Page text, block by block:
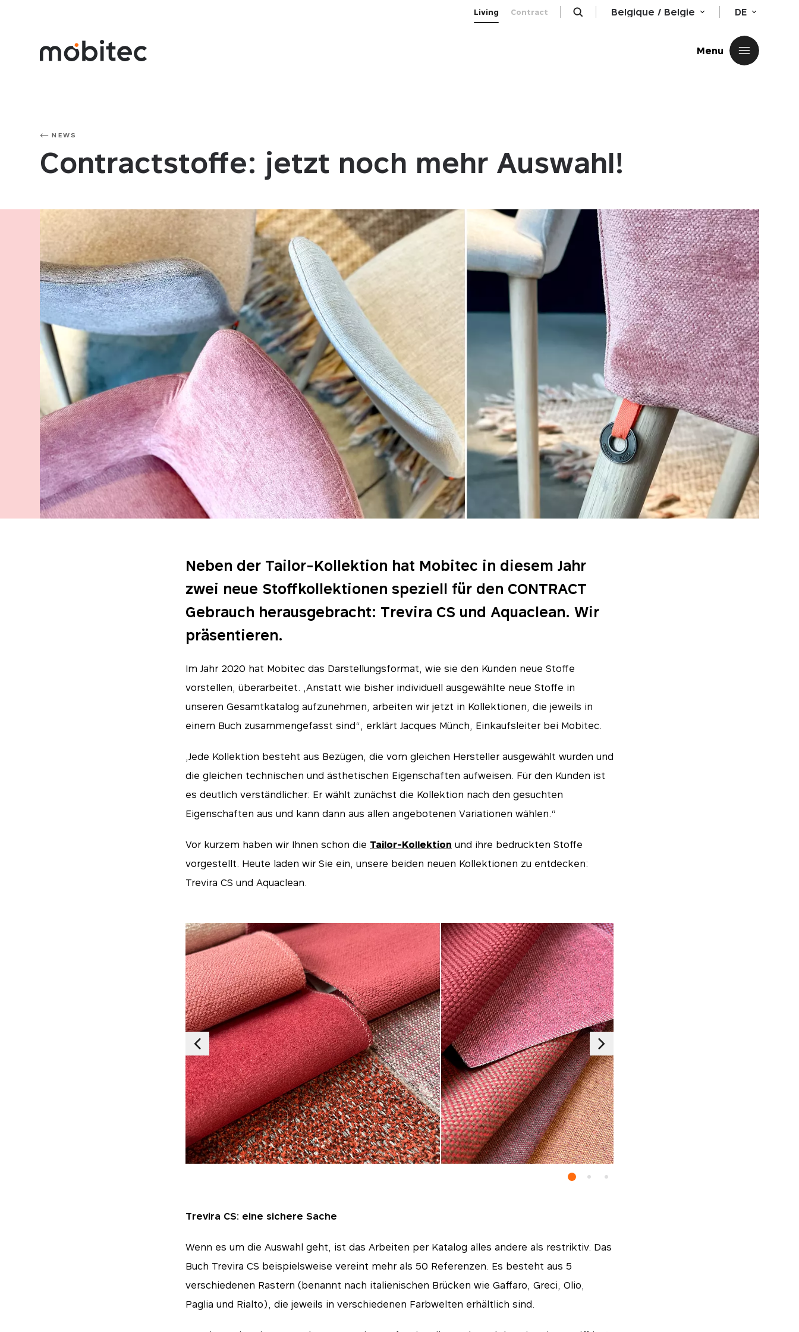
Living Contract Belgique / Belgie DE
Menu
NEWS
Contractstoffe: jetzt noch mehr Auswahl!
Neben der Tailor-Kollektion hat Mobitec in diesem Jahr
zwei neue Stoffkollektionen speziell für den CONTRACT
Gebrauch herausgebracht: Trevira CS und Aquaclean. Wir
präsentieren.
Im Jahr 2020 hat Mobitec das Darstellungsformat, wie sie den Kunden neue Stoffe
vorstellen, überarbeitet. „Anstatt wie bisher individuell ausgewählte neue Stoffe in
unseren Gesamtkatalog aufzunehmen, arbeiten wir jetzt in Kollektionen, die jeweils in
einem Buch zusammengefasst sind“, erklärt Jacques Münch, Einkaufsleiter bei Mobitec.
„Jede Kollektion besteht aus Bezügen, die vom gleichen Hersteller ausgewählt wurden und
die gleichen technischen und ästhetischen Eigenschaften aufweisen. Für den Kunden ist
es deutlich verständlicher: Er wählt zunächst die Kollektion nach den gesuchten
Eigenschaften aus und kann dann aus allen angebotenen Variationen wählen.“
Vor kurzem haben wir Ihnen schon die Tailor-Kollektion und ihre bedruckten Stoffe
vorgestellt. Heute laden wir Sie ein, unsere beiden neuen Kollektionen zu entdecken:
Trevira CS und Aquaclean.
Trevira CS: eine sichere Sache
Wenn es um die Auswahl geht, ist das Arbeiten per Katalog alles andere als restriktiv. Das
Buch Trevira CS beispielsweise vereint mehr als 50 Referenzen. Es besteht aus 5
verschiedenen Rastern (benannt nach italienischen Brücken wie Gaffaro, Greci, Olio,
Paglia und Rialto), die jeweils in verschiedenen Farbwelten erhältlich sind.
Essentials
Diese Cookies sind für das Funktionieren der Website unerlässlich und können in unseren Systemen nicht deaktiviert